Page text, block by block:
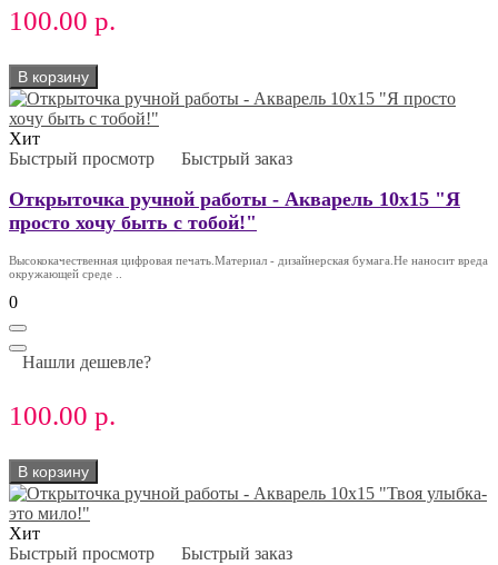
100.00 р.
В корзину
Хит
Быстрый просмотр
Быстрый заказ
Открыточка ручной работы - Акварель 10х15 "Я
просто хочу быть с тобой!"
Высококачественная цифровая печать.Материал - дизайнерская бумага.Не наносит вреда
окружающей среде ..
0
Нашли дешевле?
100.00 р.
В корзину
Хит
Быстрый просмотр
Быстрый заказ